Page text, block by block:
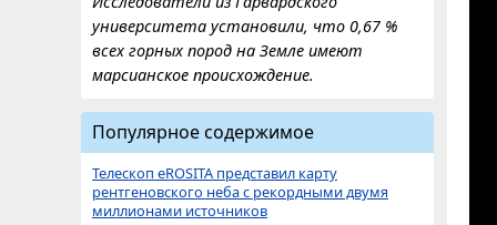
университета установили, что 0,67 %
всех горных пород на Земле имеют
марсианское происхождение.
Популярное содержимое
Телескоп eROSITA представил карту
рентгеновского неба с рекордными двумя
миллионами источников